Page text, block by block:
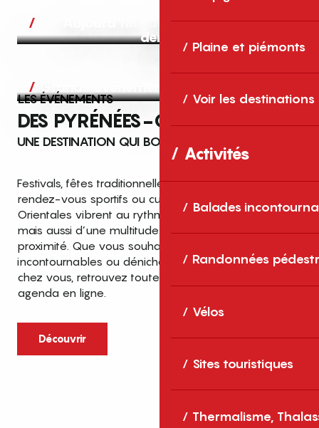
Plaine et piémonts
Voir les destinations
Activités
Balades
Randonnées
Vélos
Sites touristiques
Thermalisme,
Aujourd’hui, demain et après-
demain
Grands événements
LES ÉVÉNEMENTS
DES PYRÉNÉES-ORIENTALES
UNE DESTINATION QUI BOUGE TOUTE L’ANNÉE
Festivals, fêtes traditionnelles, concerts, expositions,
rendez-vous sportifs ou culturels… les Pyrénées-
Orientales vibrent au rythme de grands temps forts
mais aussi d’une multitude d’événements de
proximité. Que vous souhaitiez vivre les
incontournables ou dénicher des sorties près de
chez vous, retrouvez toutes les infos dans notre
agenda en ligne.
Découvrir
Top des événements et sorties
en famille
cet été dans les Pyrénées-Orientales
Entre mer Méditerranée, villages de
caractère et grands espaces naturels, les
Pyrénées-Orientales sont une destination
idéale pour partager des moments en
famille tout au long...